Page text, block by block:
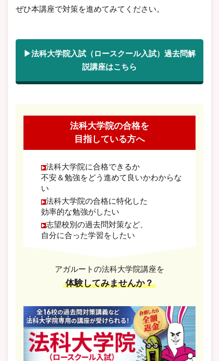
ぜひ本講座で対策を進めてみてください。
▶法科大学院入試（ロースクール入試）過去問解
説講座はこちら
法科大学院の合格を
目指している方へ
法科大学院に合格できるか
不安＆勉強をどう進めて良いかわからな
い
法科大学院の合格に特化した
効率的な勉強がしたい
志望校別の過去問対策など、
自分に合った学習をしたい
アガルートの法科大学院講座を
体験してみませんか？